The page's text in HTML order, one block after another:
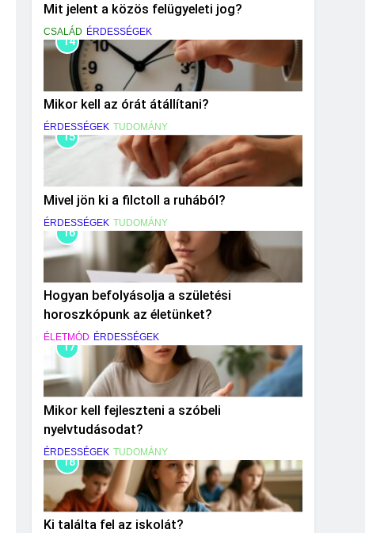
Mit jelent a közös felügyeleti jog?
CSALÁD ÉRDESSÉGEK
14
Mikor kell az órát átállítani?
ÉRDESSÉGEK TUDOMÁNY
15
Mivel jön ki a filctoll a ruhából?
ÉRDESSÉGEK TUDOMÁNY
16
Hogyan befolyásolja a születési
horoszkópunk az életünket?
ÉLETMÓD ÉRDESSÉGEK
17
Mikor kell fejleszteni a szóbeli
nyelvtudásodat?
ÉRDESSÉGEK TUDOMÁNY
18
Ki találta fel az iskolát?